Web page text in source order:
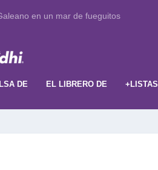
en un mar de fueguitos
DE EL LIBRERO DE +LISTAS